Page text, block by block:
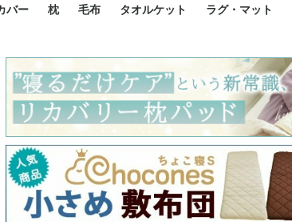
シングル
ートセミシ
シングル
バー
布団カバー ジュニア 掛け布団カバー
シングル 掛け布団カバー
シングルロング 掛け布団
カバー
セミダブル 掛け布団カバ
ー
ダブル 掛け布団カバー
ダブルロング 掛け布団カ
バー
クィーン 掛け布団カバー
暖か 掛け布団カバー
団カバー ジュニア 敷布団カバー
セミシングル 敷布団カバ
ー
シングル 敷布団カバー
シングルロング 敷布団カ
バー
ダブル 敷布団カバー
ー 35x50cm 枕カバー
43x63cm 枕カバー
50x70cm 枕カバー
シルク 枕カバー
シーツ シングル BOXシーツ
シングルロング BOXシー
ツ
セミダブル BOXシーツ
ダブル BOXシーツ
スーパーロング BOXシー
ツ
ニカバー
ションカバー
ガニックコットン
ーセット カバー2点セット
カバー3点セット
枕
小さめ 35×50cm
やや小さめ 35×55cm
普通 43×63cm
大きめ 50×70cm
パイプ枕
高反発枕
低反発枕
機能性枕・その他枕
毛布 タオルケット
ハーフサイズ
シングルサイズ
セミダブルサイズ
ダブルサイズ
接触冷感
天然素材 綿100%
ラグ・マット